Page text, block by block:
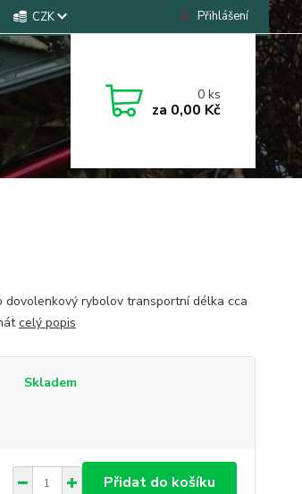
CZK Přihlášení
0ks
za 0,00 Kč
dovolenkový rybolov transportní délka cca
celý popis
Skladem
Přidat do košíku